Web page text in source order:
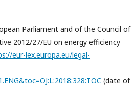
Parliament and of the Council of
2012/27/EU on energy efficiency
eur-lex.europa.eu/legal-
(date of